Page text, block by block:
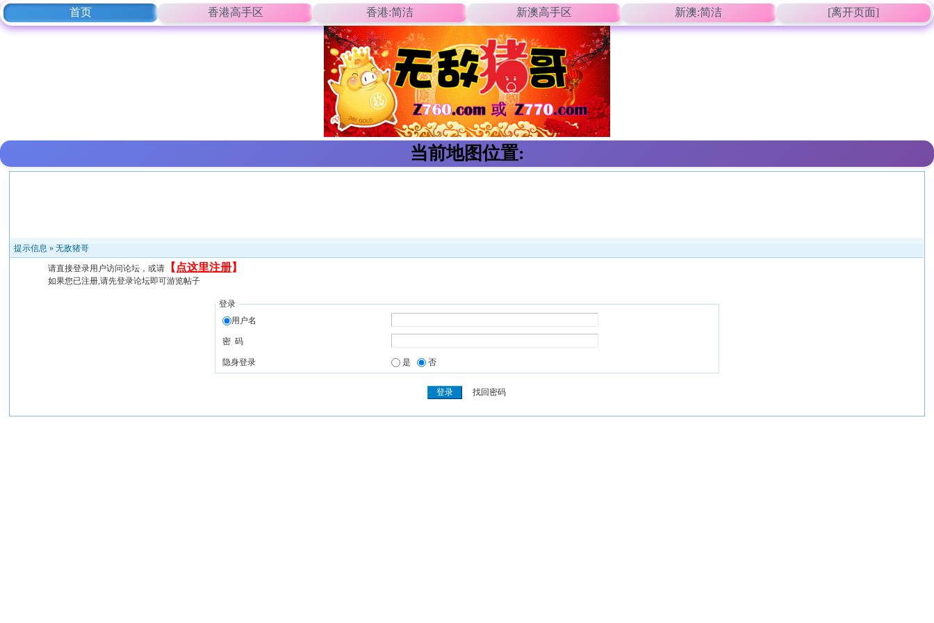
首页 香港高手区 香港:简洁 新澳高手区 新澳:简洁 [离开页面]
当前地图位置:
提示信息 »无敌猪哥
请直接登录用户访问论坛，或请 【 点这里注册】
如果您已注册,请先登录论坛即可游览帖子
登录
用户名
密 码
隐身登录 是 否
找回密码